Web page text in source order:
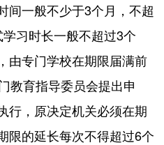
间一般不少于3个月，不超
习时长一般不超过3个
由专门学校在期限届满前
教育指导委员会提出申
行，原决定机关必须在期
限的延长每次不得超过6个